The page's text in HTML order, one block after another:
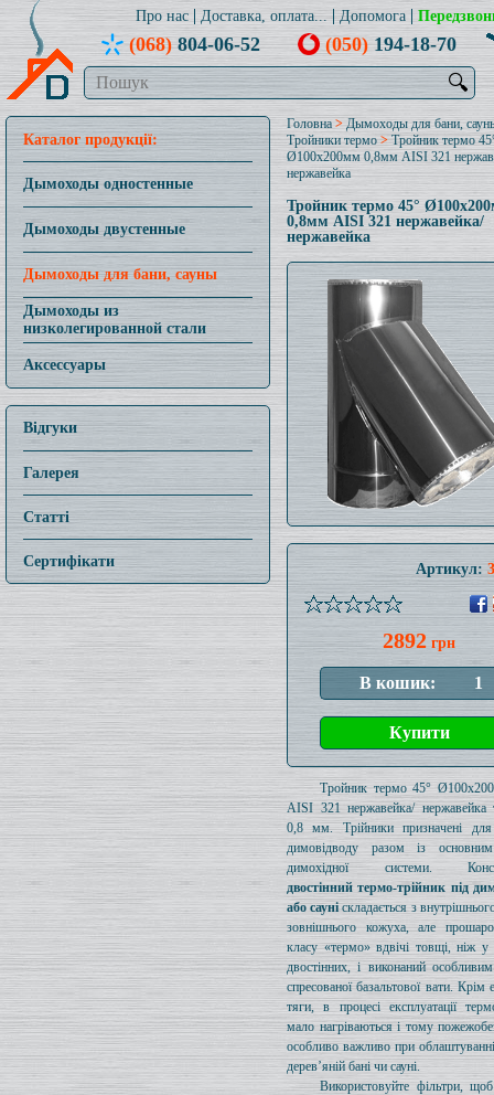
Про нас Доставка, оплата... Допомога
(068)804-06-52 (050)194-18-70
🔍
Каталог продукції:
Дымоходы одностенные
Дымоходы двустенные
Дымоходы для бани, сауны
Дымоходы из
низколегированной стали
Аксессуары
Відгуки
Галерея
Статті
Сертифікати
Головна > Дымоходы для бани,
Тройники термо>Тройник термо
Ø100x200мм 0,8мм AISI 321
нержавейка
Тройник термо 45°
0,8мм AISI 321 нержавейка/
нержавейка
Артикул:
2892 грн
Тройник термо 45°
AISI 321 нержавейка/ нержавейка
0,8 мм. Трійники призначені для
димовідводу разом із
димохідної системи.
двостінний термо-трійник під
або сауніскладається з
зовнішнього кожуха, але
класу «термо» вдвічі товщі, ніж у
двостінних, і виконаний
спресованої базальтової вати. Крім
тяги, в процесі експлуатації
мало нагріваються і тому
особливо важливо при
дерев’яній бані чи сауні.
Використовуйте фільтри, щоб